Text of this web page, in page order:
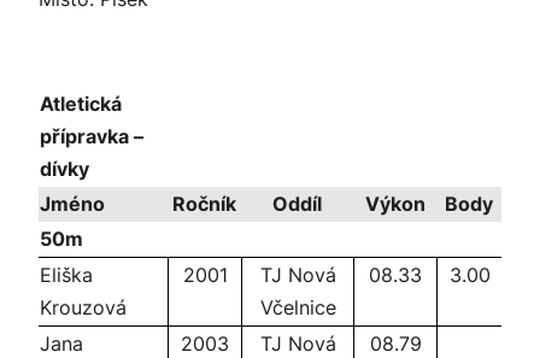
Atletická
přípravka –
dívky
Jméno
Ročník Oddíl Výkon
Body
50m
Eliška
Krouzová
2001
TJ Nová
Včelnice
08.33 3.00
Jana
2003
TJ Nová
08.79